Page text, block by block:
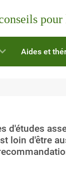
Aides et
d'études
loin d'être